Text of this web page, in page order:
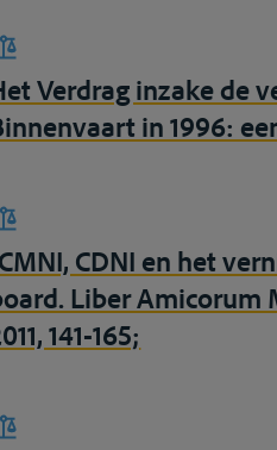
Verdrag inzake de
in 1996:
CDNI en het
Liber Amicorum
141-165;